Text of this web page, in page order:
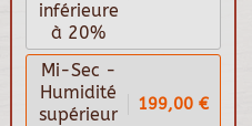
inférieure
à 20%
Mi-Sec -
Humidité
supérieur
199,00 €